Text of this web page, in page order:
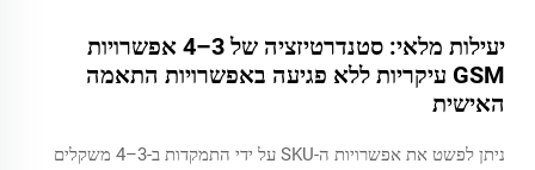
יעילות מלאי: סטנדרטיזציה של 3–4 אפשרויות
GSM עיקריות ללא פגיעה באפשרויות התאמה
האישית
ניתן לפשט את אפשרויות ה-SKU על ידי התמקדות ב-3–4 משקלים